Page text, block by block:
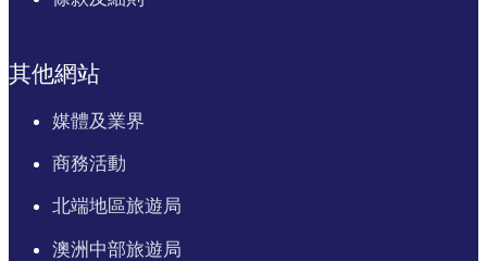
其他網站
媒體及業界
商務活動
北端地區旅遊局
澳洲中部旅遊局